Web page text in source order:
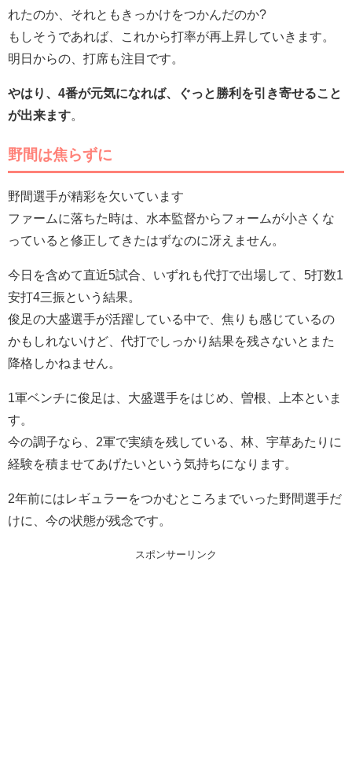
れたのか、それともきっかけをつかんだのか?
もしそうであれば、これから打率が再上昇していきます。
明日からの、打席も注目です。
やはり、4番が元気になれば、ぐっと勝利を引き寄せること
が出来ます
野間は焦らずに
野間選手が精彩を欠いています
ファームに落ちた時は、水本監督からフォームが小さくな
っていると修正してきたはずなのに冴えません。
今日を含めて直近5試合、いずれも代打で出場して、5打数1
安打4三振という結果。
俊足の大盛選手が活躍している中で、焦りも感じているの
かもしれないけど、代打でしっかり結果を残さないとまた
降格しかねません。
1軍ベンチに俊足は、大盛選手をはじめ、曽根、上本といま
す。
今の調子なら、2軍で実績を残している、林、宇草あたりに
経験を積ませてあげたいという気持ちになります。
2年前にはレギュラーをつかむところまでいった野間選手だ
けに、今の状態が残念です。
スポンサーリンク